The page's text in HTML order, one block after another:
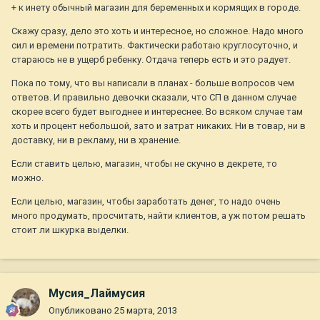
+ к инету обычный магазин для беременных и кормящих в городе.
Скажу сразу, дело это хоть и интересное, но сложное. Надо много
сил и времени потратить. Фактически работаю круглосуточно, и
стараюсь не в ущерб ребенку. Отдача теперь есть и это радует.
Пока по тому, что вы написали в планах - больше вопросов чем
ответов. И правильно девочки сказали, что СП в данном случае
скорее всего будет выгоднее и интереснее. Во всяком случае там
хоть и процент небольшой, зато и затрат никаких. Ни в товар, ни в
доставку, ни в рекламу, ни в хранение.
Если ставить целью, магазин, чтобы не скучно в декрете, то
можно.
Если целью, магазин, чтобы заработать денег, то надо очень
много продумать, просчитать, найти клиентов, а уж потом решать
стоит ли шкурка выделки.
Мусия_Лаймусия
Опубликовано 25 марта, 2013